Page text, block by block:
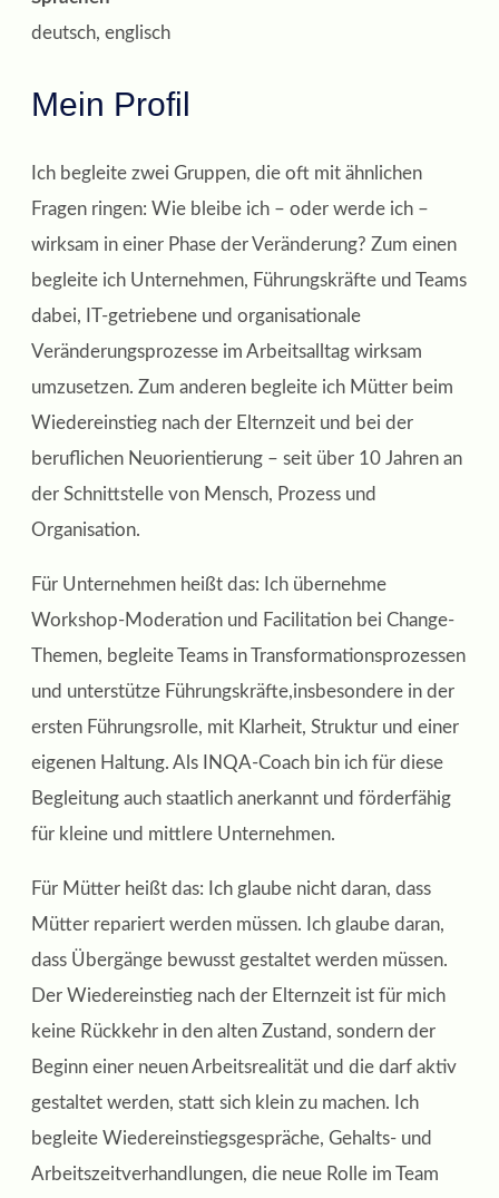
deutsch, englisch
Mein Profil
Ich begleite zwei Gruppen, die oft mit ähnlichen
Fragen ringen: Wie bleibe ich – oder werde ich –
wirksam in einer Phase der Veränderung? Zum einen
begleite ich Unternehmen, Führungskräfte und Teams
dabei, IT-getriebene und organisationale
Veränderungsprozesse im Arbeitsalltag wirksam
umzusetzen. Zum anderen begleite ich Mütter beim
Wiedereinstieg nach der Elternzeit und bei der
beruflichen Neuorientierung – seit über 10 Jahren an
der Schnittstelle von Mensch, Prozess und
Organisation.
Für Unternehmen heißt das: Ich übernehme
Workshop-Moderation und Facilitation bei Change-
Themen, begleite Teams in Transformationsprozessen
und unterstütze Führungskräfte,insbesondere in der
ersten Führungsrolle, mit Klarheit, Struktur und einer
eigenen Haltung. Als INQA-Coach bin ich für diese
Begleitung auch staatlich anerkannt und förderfähig
für kleine und mittlere Unternehmen.
Für Mütter heißt das: Ich glaube nicht daran, dass
Mütter repariert werden müssen. Ich glaube daran,
dass Übergänge bewusst gestaltet werden müssen.
Der Wiedereinstieg nach der Elternzeit ist für mich
keine Rückkehr in den alten Zustand, sondern der
Beginn einer neuen Arbeitsrealität und die darf aktiv
gestaltet werden, statt sich klein zu machen. Ich
begleite Wiedereinstiegsgespräche, Gehalts- und
Arbeitszeitverhandlungen, die neue Rolle im Team